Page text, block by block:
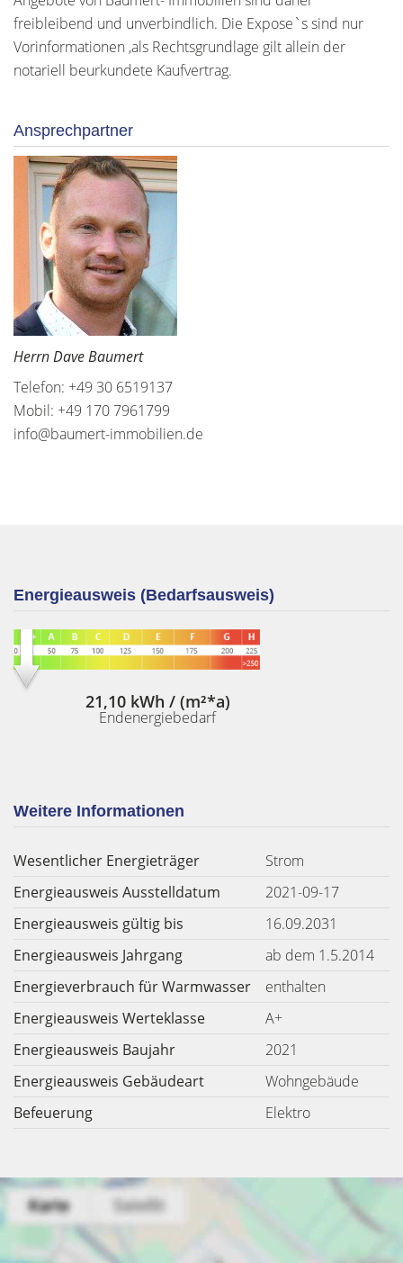
freibleibend und unverbindlich. Die Expose`s sind nur
Vorinformationen ,als Rechtsgrundlage gilt allein der
notariell beurkundete Kaufvertrag.
Ansprechpartner
Herrn Dave Baumert
Telefon: +49 30 6519137
Mobil: +49 170 7961799
info@baumert-immobilien.de
Energieausweis (Bedarfsausweis)
21,10 kWh / (m²*a)
Endenergiebedarf
Weitere Informationen
Wesentlicher Energieträger
Strom
Energieausweis Ausstelldatum
2021-09-17
Energieausweis gültig bis
16.09.2031
Energieausweis Jahrgang
ab dem 1.5.2014
Energieverbrauch für Warmwasser
enthalten
Energieausweis Werteklasse
A+
Energieausweis Baujahr
2021
Energieausweis Gebäudeart
Wohngebäude
Befeuerung
Elektro